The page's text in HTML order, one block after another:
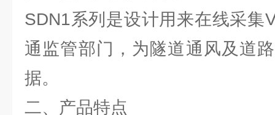
SDN1系列是设计用来在线采集
通监管部门，为隧道通风及道
据。
二、产品特点